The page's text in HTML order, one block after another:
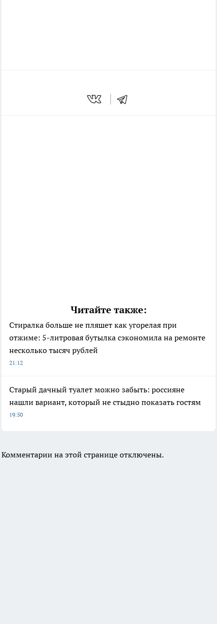
Читайте также:
Стиралка больше не пляшет как угорелая при
отжиме: 5-литровая бутылка сэкономила на ремонте
несколько тысяч рублей
21:12
Старый дачный туалет можно забыть: россияне
нашли вариант, который не стыдно показать гостям
19:50
Комментарии на этой странице отключены.